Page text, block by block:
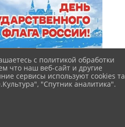
с политикой обработки
что наш веб-сайт и другие
сервисы используют cookies
"Спутник аналитика".